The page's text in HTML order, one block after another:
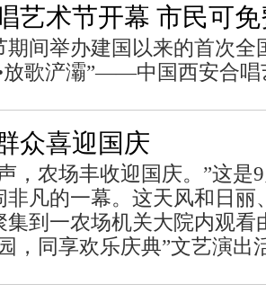
艺术节开幕 市民可
期间举办建国以来的首次全
放歌浐灞”——中国西安合唱
众喜迎国庆
，农场丰收迎国庆。”这是
非凡的一幕。这天风和日丽
集到一农场机关大院内观看
，同享欢乐庆典”文艺演出